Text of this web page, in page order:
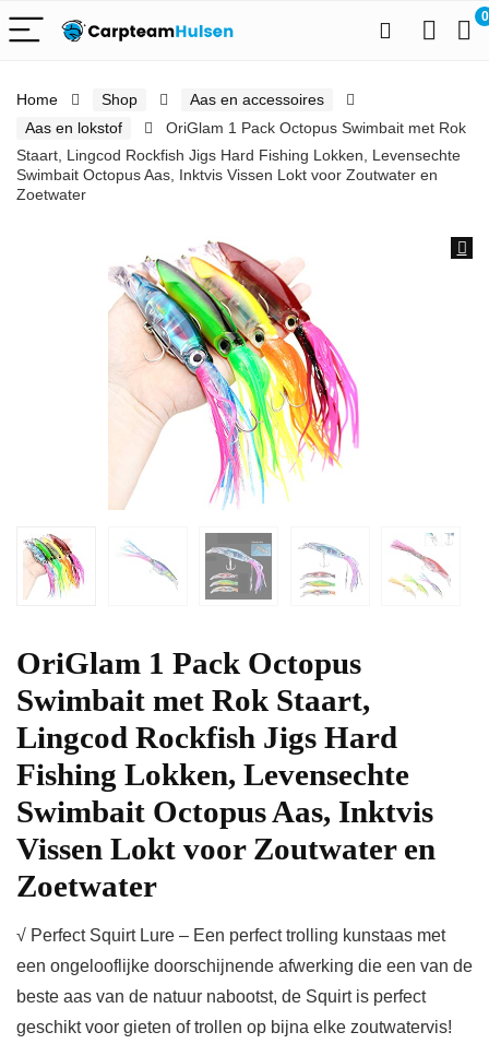
0
Home Shop
Aas en accessoires
Aas en lokstof
OriGlam 1 Pack Octopus Swimbait met Rok
Staart, Lingcod Rockfish Jigs Hard Fishing Lokken, Levensechte
Swimbait Octopus Aas, Inktvis Vissen Lokt voor Zoutwater en
Zoetwater
OriGlam 1 Pack Octopus
Swimbait met Rok Staart,
Lingcod Rockfish Jigs Hard
Fishing Lokken, Levensechte
Swimbait Octopus Aas, Inktvis
Vissen Lokt voor Zoutwater en
Zoetwater
√ Perfect Squirt Lure – Een perfect trolling kunstaas met
een ongelooflijke doorschijnende afwerking die een van de
beste aas van de natuur nabootst, de Squirt is perfect
geschikt voor gieten of trollen op bijna elke zoutwatervis!